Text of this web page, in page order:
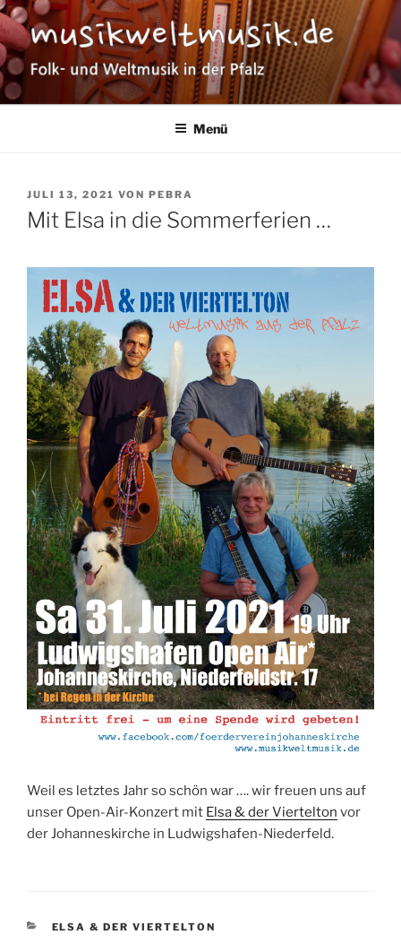
Zum
Inhalt
springen
MUSIKWELTMUSIK
Folk- und Weltmusik in der Pfalz
Menü
VERÖFFENTLICHT
AM
JULI 13, 2021 VON PEBRA
Mit Elsa in die Sommerferien …
Weil es letztes Jahr so schön war …. wir freuen uns auf
unser Open-Air-Konzert mit Elsa & der Viertelton vor
der Johanneskirche in Ludwigshafen-Niederfeld.
KATEGORIEN
ELSA & DER VIERTELTON